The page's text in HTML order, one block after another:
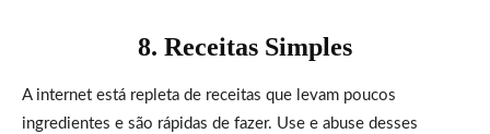
8. Receitas Simples
A internet está repleta de receitas que levam poucos
ingredientes e são rápidas de fazer. Use e abuse desses